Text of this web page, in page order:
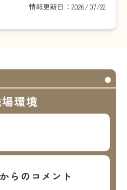
情報更新日：2026/07/22
環境
らのコメント